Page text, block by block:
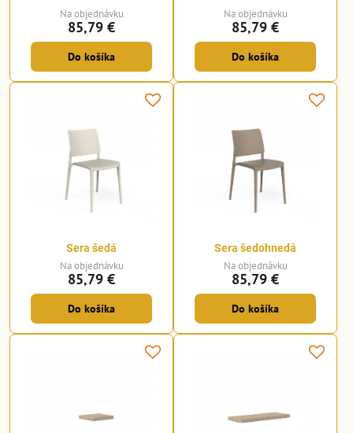
Na objednávku
85,79 €
Do košíka
Na objednávku
85,79 €
Do košíka
Sera šedá
Na objednávku
85,79 €
Do košíka
Sera šedohnedá
Na objednávku
85,79 €
Do košíka